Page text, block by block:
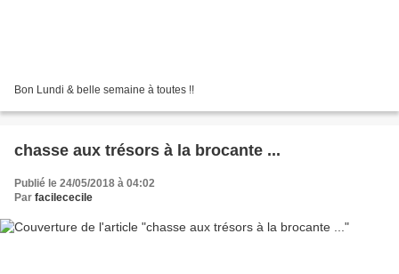
Bon Lundi & belle semaine à toutes !!
chasse aux trésors à la brocante ...
Publié le 24/05/2018 à 04:02
Par facilececile